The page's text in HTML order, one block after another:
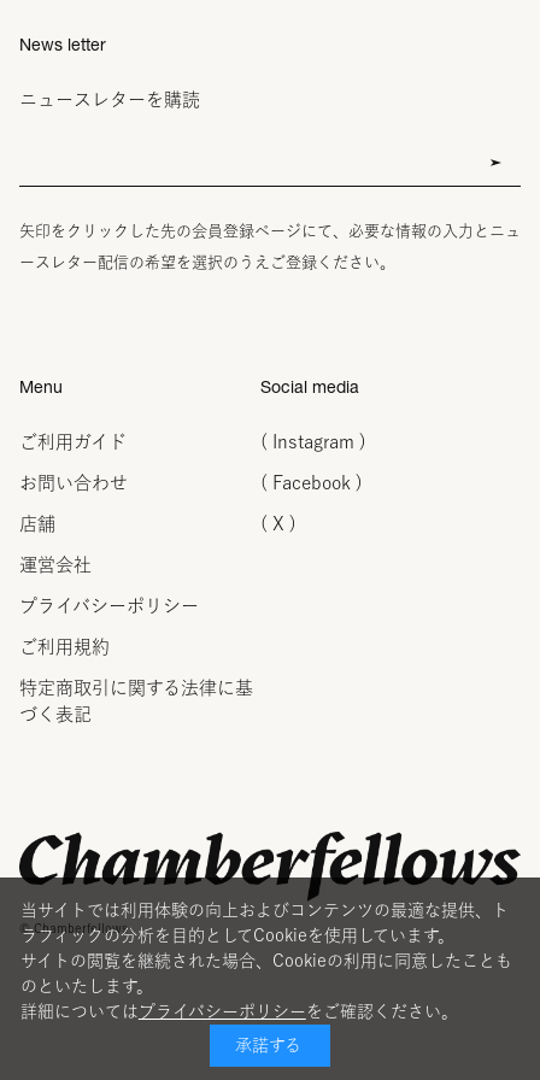
News letter
ニュースレターを購読
矢印をクリックした先の会員登録ページにて、必要な情報の入力とニュ
ースレター配信の希望を選択のうえご登録ください。
Menu
ご利用ガイド
お問い合わせ
店舗
運営会社
プライバシーポリシー
ご利用規約
特定商取引に関する法律に基
づく表記
Social media
( Instagram )
( Facebook )
( X )
© Chamberfellows
当サイトでは利用体験の向上およびコンテンツの最適な提供、ト
ラフィックの分析を目的としてCookieを使用しています。
サイトの閲覧を継続された場合、Cookieの利用に同意したことも
のといたします。
詳細については プライバシーポリシー をご確認ください。
承諾する